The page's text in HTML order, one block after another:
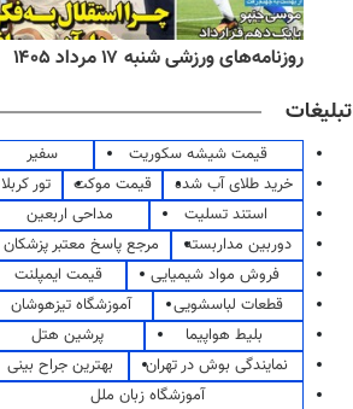
روزنامه‌های ورزشی شنبه ۱۷ مرداد ۱۴۰۵
تبلیغات
قیمت شیشه سکوریت
سفیر
خرید طلای آب شده
قیمت موکت
تور کربلا
استند تسلیت
مداحی اربعین
دوربین مداربسته
مرجع پاسخ معتبر پزشکان
فروش مواد شیمیایی
قیمت ایمپلنت
قطعات لباسشویی
آموزشگاه تیزهوشان
بلیط هواپیما
پرشین هتل
نمایندگی بوش در تهران
بهترین جراح بینی
آموزشگاه زبان ملل